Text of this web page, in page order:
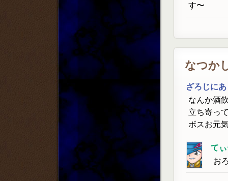
す〜
なつか
ざろじにあ
なんか酒
立ち寄っ
ボスお元
て
お